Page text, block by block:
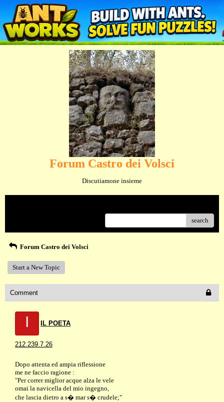
Forum Castro dei Volsci
Discutiamone insieme
search
Forum Castro dei Volsci
Start a New Topic
Comment
I IL POETA
212.239.7.26
Dopo attenta ed ampia riflessione
me ne faccio ragione :
"Per correr miglior acque alza le vele
omai la navicella del mio ingegno,
che lascia dietro a s� mar s� crudele;"